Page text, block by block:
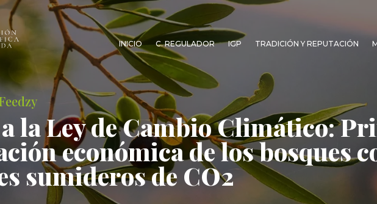
INICIO C. REGULADOR IGP TRADICIÓN Y REPUTACIÓN
la Ley de Cambio Climático:
económica de los bosques
sumideros de CO2